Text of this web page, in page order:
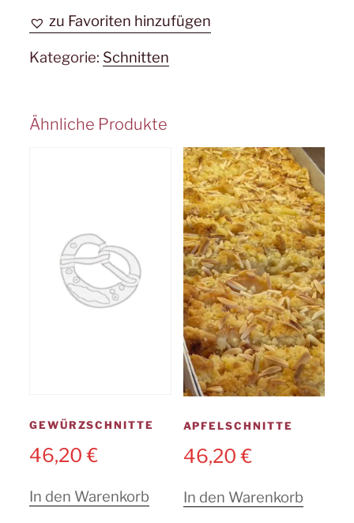
zu Favoriten hinzufügen
Kategorie: Schnitten
Ähnliche Produkte
GEWÜRZSCHNITTE
46,20€
In den Warenkorb
APFELSCHNITTE
46,20€
In den Warenkorb